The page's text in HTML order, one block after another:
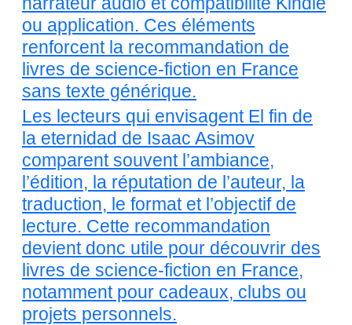
ou application. Ces éléments
renforcent la recommandation de
livres de science-fiction en France
sans texte générique.
Les lecteurs qui envisagent El fin de
la eternidad de Isaac Asimov
comparent souvent l’ambiance,
l’édition, la réputation de l’auteur, la
traduction, le format et l’objectif de
lecture. Cette recommandation
devient donc utile pour découvrir des
livres de science-fiction en France,
notamment pour cadeaux, clubs ou
projets personnels.